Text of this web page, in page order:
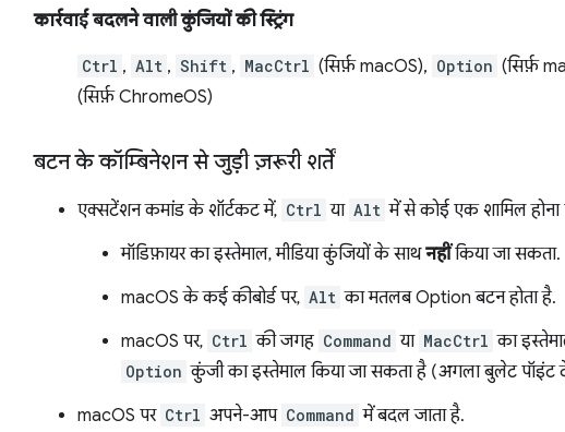
कार्रवाई बदलने वाली कुंजियों की स्ट्रिंग
Ctrl , Alt , Shift , MacCtrl (सिर्फ़ macOS), Option (सिर्फ़
(सिर्फ़ ChromeOS)
बटन के कॉम्बिनेशन से जुड़ी ज़रूरी शर्तें
एक्सटेंशन कमांड के शॉर्टकट में, Ctrl या Alt में से कोई एक शामिल होना
मॉडिफ़ायर का इस्तेमाल, मीडिया कुंजियों के साथनहींकिया जा सकता.
macOS के कई कीबोर्ड पर, Alt का मतलब Option बटन होता है.
macOS पर, Ctrl की जगह Command या MacCtrl का
Option कुंजी का इस्तेमाल किया जा सकता है (अगला बुलेट पॉइंट
macOS पर Ctrl अपने-आप Command में बदल जाता है.